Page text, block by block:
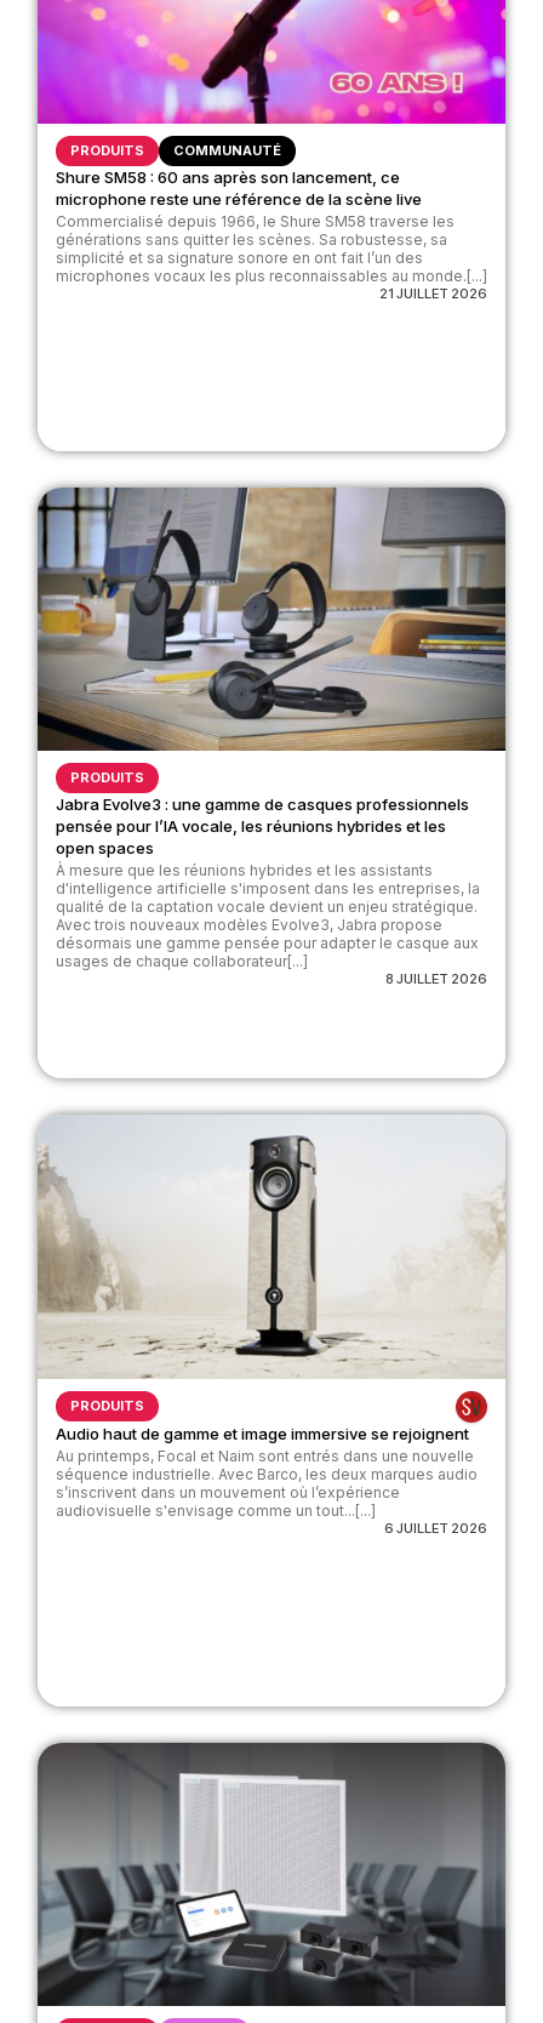
PRODUITS COMMUNAUTÉ
Shure SM58 : 60 ans après son lancement, ce
microphone reste une référence de la scène live
Commercialisé depuis 1966, le Shure SM58 traverse les
générations sans quitter les scènes. Sa robustesse, sa
simplicité et sa signature sonore en ont fait l’un des
microphones vocaux les plus reconnaissables au monde.[...]
21 JUILLET 2026
PRODUITS
Jabra Evolve3 : une gamme de casques professionnels
pensée pour l’IA vocale, les réunions hybrides et les
open spaces
À mesure que les réunions hybrides et les assistants
d'intelligence artificielle s'imposent dans les entreprises, la
qualité de la captation vocale devient un enjeu stratégique.
Avec trois nouveaux modèles Evolve3, Jabra propose
désormais une gamme pensée pour adapter le casque aux
usages de chaque collaborateur[...]
8 JUILLET 2026
PRODUITS
Audio haut de gamme et image immersive se rejoignent
Au printemps, Focal et Naim sont entrés dans une nouvelle
séquence industrielle. Avec Barco, les deux marques audio
s’inscrivent dans un mouvement où l’expérience
audiovisuelle s'envisage comme un tout...[...]
6 JUILLET 2026